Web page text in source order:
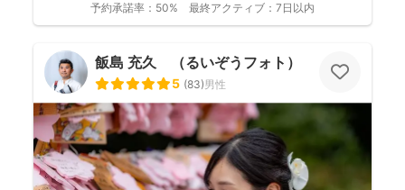
予約承諾率： 50% 最終アクティブ： 7日以内
飯島 充久 （るいぞうフォト）
5 (83)男性